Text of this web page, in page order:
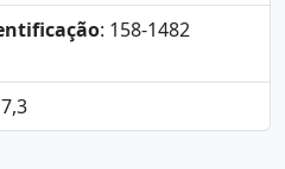
: 158-1482